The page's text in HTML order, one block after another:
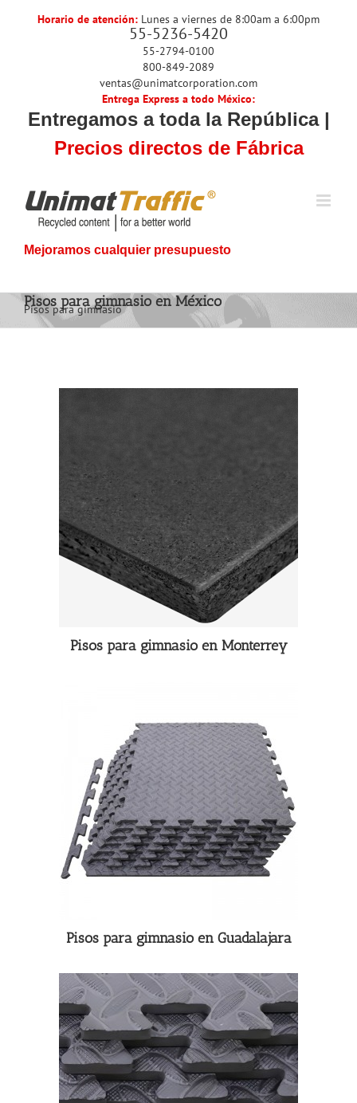
Horario de atención: Lunes a viernes de 8:00am a 6:00pm
55-5236-5420
55-2794-0100
800-849-2089
ventas@unimatcorporation.com
Entrega Express a todo México:
Entregamos a toda la República |
Precios directos de Fábrica
Mejoramos cualquier presupuesto
Pisos para gimnasio en México
Pisos para gimnasio
Pisos para gimnasio en Monterrey
Pisos para gimnasio en Guadalajara